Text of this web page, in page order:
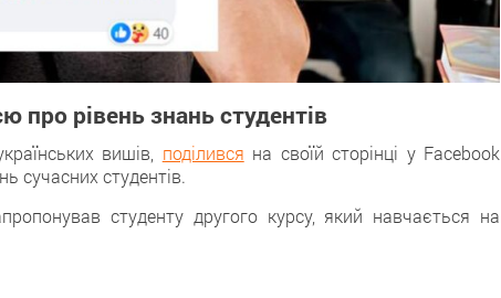
про рівень знань студентів
вишів, поділився на своїй сторінці у Facebook
сучасних студентів.
студенту другого курсу, який навчається на